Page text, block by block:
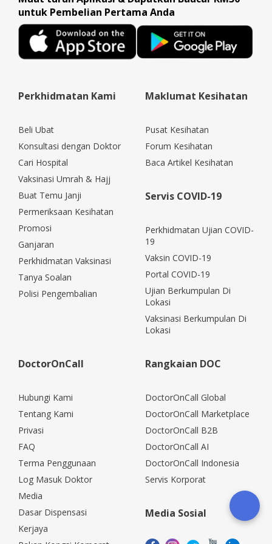
the medicine was given different cheaper
brand by the pharmacy but they promise
for refund. Very happy experience and
definitely will recommend this to
sincere services and touching lives of
untuk Pembelian Pertama Anda
Perkhidmatan Kami
Beli Ubat
Konsultasi dengan Doktor
Cari Hospital
Vaksinasi Umrah & Hajj
Buat Temu Janji
Permeriksaan Kesihatan
Promosi
Ganjaran
Perkhidmatan Vaksinasi
Tanya Soalan
Polisi Pengembalian
Maklumat Kesihatan
Pusat Kesihatan
Forum Kesihatan
Baca Artikel Kesihatan
Servis COVID-19
Perkhidmatan Ujian COVID-
19
Vaksin COVID-19
Portal COVID-19
Ujian Berkumpulan Di
Lokasi
Vaksinasi Berkumpulan Di
Lokasi
DoctorOnCall
Hubungi Kami
Tentang Kami
Privasi
FAQ
Terma Penggunaan
Log Masuk Doktor
Media
Dasar Dispensasi
Kerjaya
Rangkaian DOC
DoctorOnCall Global
DoctorOnCall Marketplace
DoctorOnCall B2B
DoctorOnCall AI
DoctorOnCall Indonesia
Servis Korporat
Media Sosial